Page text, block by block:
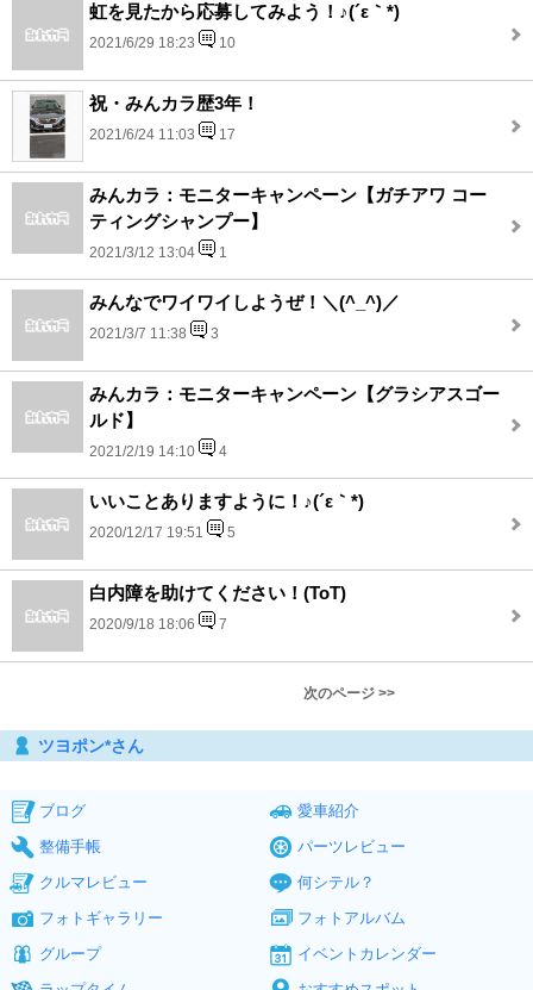
虹を見たから応募してみよう！♪(´ε｀*)
2021/6/29 18:23 10
祝・みんカラ歴3年！
2021/6/24 11:03 17
みんカラ：モニターキャンペーン【ガチアワ コー
ティングシャンプー】
2021/3/12 13:04 1
みんなでワイワイしようぜ！＼(^_^)／
2021/3/7 11:38 3
みんカラ：モニターキャンペーン【グラシアスゴー
ルド】
2021/2/19 14:10 4
いいことありますように！♪(´ε｀*)
2020/12/17 19:51 5
白内障を助けてください！(ToT)
2020/9/18 18:06 7
次のページ >>
ツヨポン*さん
ブログ
愛車紹介
整備手帳
パーツレビュー
クルマレビュー
何シテル？
フォトギャラリー
フォトアルバム
グループ
イベントカレンダー